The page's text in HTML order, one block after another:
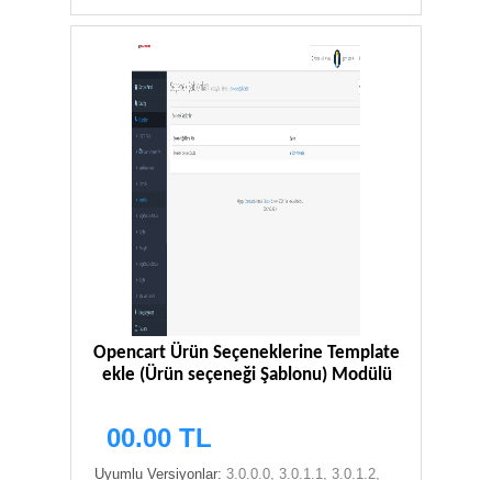
00.00 TL
Opencart Ürün Seçeneklerine Template
ekle (Ürün seçeneği Şablonu) Modülü
00.00 TL
Uyumlu Versiyonlar: 3.0.0.0, 3.0.1.1, 3.0.1.2,